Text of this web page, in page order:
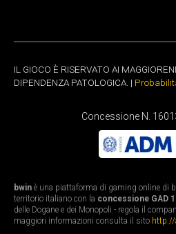
IL GIOCO È RISERVATO AI
DIPENDENZA PATOLOGICA. |
Concessione N.
bwin è una piattaforma di gaming online di
territorio italiano con la concessione GAD
delle Dogane e dei Monopoli - regola il
maggiori informazioni consulta il sito http://